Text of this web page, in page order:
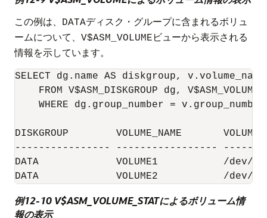
この例は、
DATAディスク・グループに含まれるボリュ
ームについて、 V$ASM_VOLUME ビューから表示される
情報を示しています。
SELECT dg.name AS diskgroup,
FROM V$ASM_DISKGROUP dg, V$ASM_VOLUME
WHERE dg.group_number =
DISKGROUP        VOLUME_NAME
---------------- -----------------
DATA             VOLUME1           /dev/
例12-10 V$ASM_VOLUME_STATによるボリューム情
報の表示